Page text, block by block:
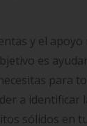
y el
es
para
a
sólidos en